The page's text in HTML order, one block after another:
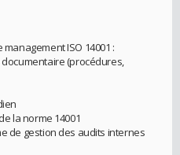
ISO 14001 :
documentaire (procédures,
la norme 14001
de gestion des audits internes